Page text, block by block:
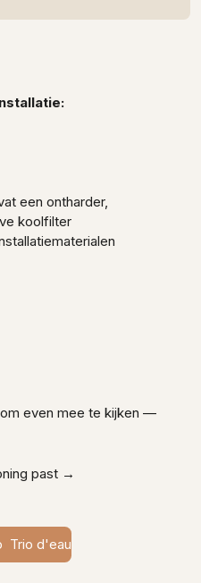
een ontharder,
koolfilter
even mee te kijken —
past →
Trio d'eau